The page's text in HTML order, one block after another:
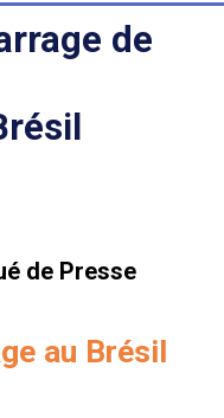
de
de Presse
au Brésil